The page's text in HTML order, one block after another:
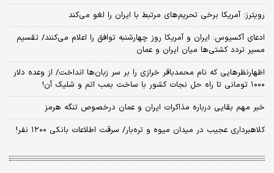
رویترز: آمریکا برخی تحریم‌های مرتبط با ایران را لغو می‌کند
ادعای آکسیوس: ایران و آمریکا روز چهارشنبه توافق را اعلام می‌کنند/ تقسیم
مسیر تردد کشتی‌ها میان ایران و عمان
اظهارنظرهایی که نام محمدباقر خرازی را بر سر زبان‌ها انداخت/ از وعده دلار
۱۰۰۰ تومانی تا راه حل نجات کشور با ساخت بمب اتم و شلیک آن!
خبر مهم بقایی درباره مذاکرات ایران و عمان درخصوص تنگه هرمز
کلاهبرداری عجیب در میدان میوه و تره‌بار/ سرقت اطلاعات بانکی ۱۲۰۰ نفر!